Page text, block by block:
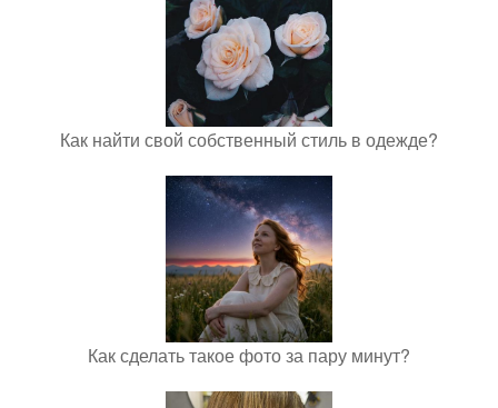
Как найти свой собственный стиль в одежде?
Как сделать такое фото за пару минут?